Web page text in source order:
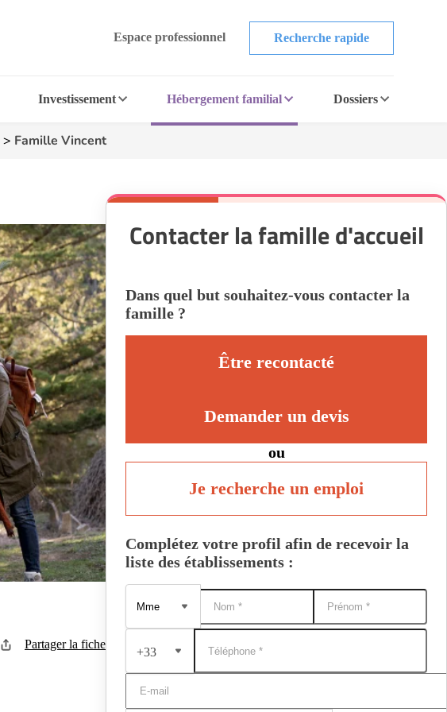
Espace professionnel Recherche rapide
Investissement Hébergement familial Dossiers
> Famille Vincent
Partager la fiche
Contacter la famille d'accueil
Dans quel but souhaitez-vous contacter la
famille ?
Être recontacté
Demander un devis
ou
Je recherche un emploi
Complétez votre profil afin de recevoir la
liste des établissements :
+33